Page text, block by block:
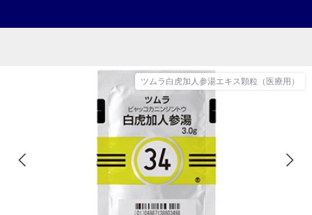
ツムラ白虎加人参湯エキス顆粒（医療用）